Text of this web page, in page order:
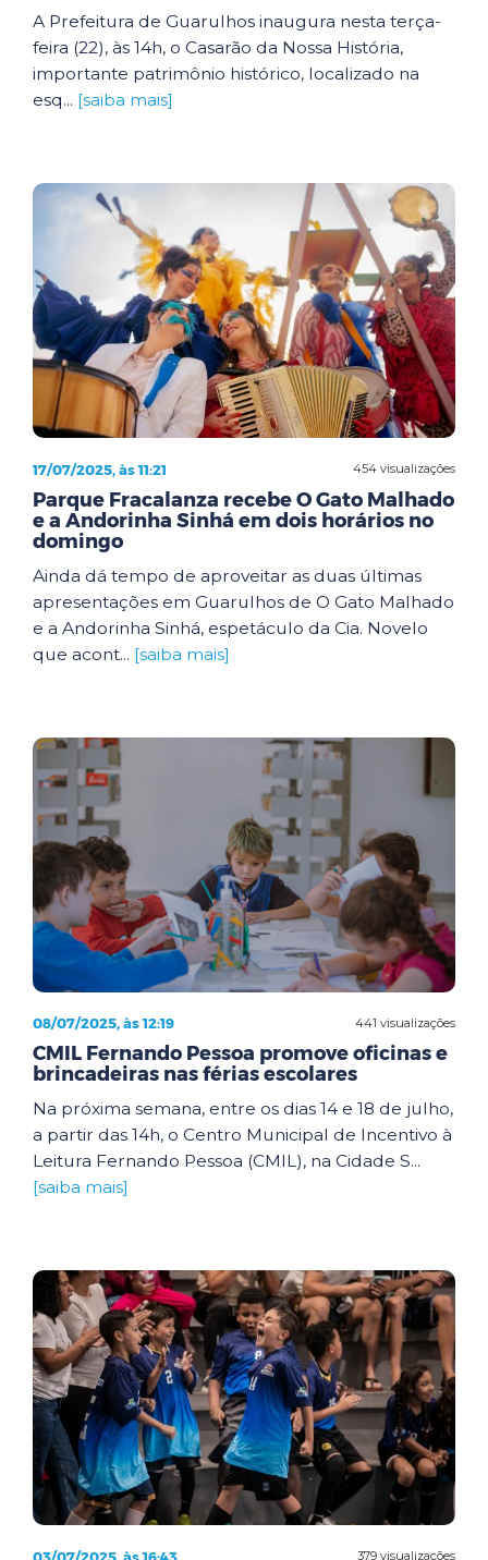
A Prefeitura de Guarulhos inaugura nesta terça-
feira (22), às 14h, o Casarão da Nossa História,
importante patrimônio histórico, localizado na
esq... [saiba mais]
454 visualizações
17/07/2025, às 11:21
Parque Fracalanza recebe O Gato Malhado
e a Andorinha Sinhá em dois horários no
domingo
Ainda dá tempo de aproveitar as duas últimas
apresentações em Guarulhos de O Gato Malhado
e a Andorinha Sinhá, espetáculo da Cia. Novelo
que acont... [saiba mais]
441 visualizações
08/07/2025, às 12:19
CMIL Fernando Pessoa promove oficinas e
brincadeiras nas férias escolares
Na próxima semana, entre os dias 14 e 18 de julho,
a partir das 14h, o Centro Municipal de Incentivo à
Leitura Fernando Pessoa (CMIL), na Cidade S...
[saiba mais]
379 visualizações
03/07/2025, às 16:43